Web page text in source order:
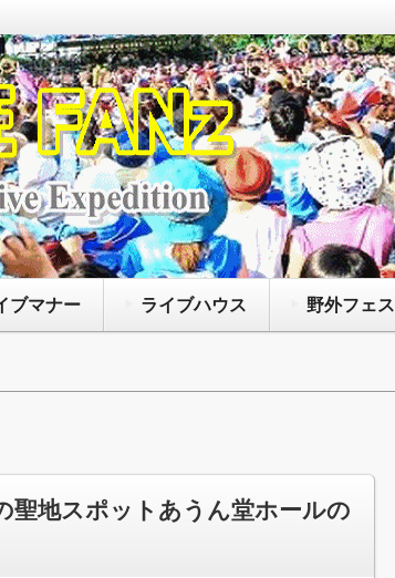
ストによって開催されているコンサート
ズに向けて、主に持ち物や荷物の注意点
に役立つ情報等を紹介するサイトです
ブマナー ライブハウス 野外フェス
聖地スポットあうん堂ホールの